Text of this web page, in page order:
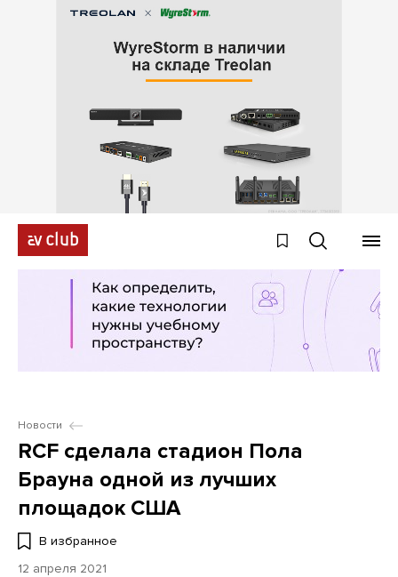
Новости
RCF сделала стадион Пола
Брауна одной из лучших
площадок США
В избранное
12 апреля 2021